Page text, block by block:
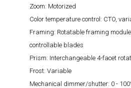
Zoom: Motorized
Color temperature control: CTO,
Framing: Rotatable framing
controllable blades
Prism: Interchangeable 4-facet
Frost: Variable
Mechanical dimmer/shutter: 0 -